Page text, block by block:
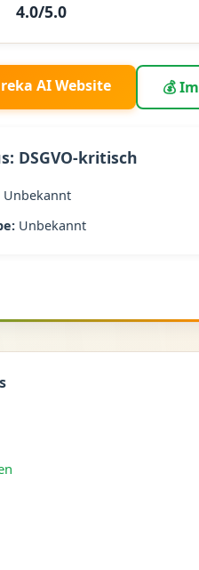
4.0/5.0
AI Website 💰
DSGVO-kritisch
Unbekannt
Unbekannt